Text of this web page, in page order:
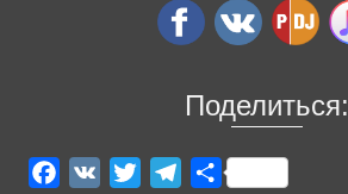
Поделиться:
Facebook
VK Twitter TelegramОтправить